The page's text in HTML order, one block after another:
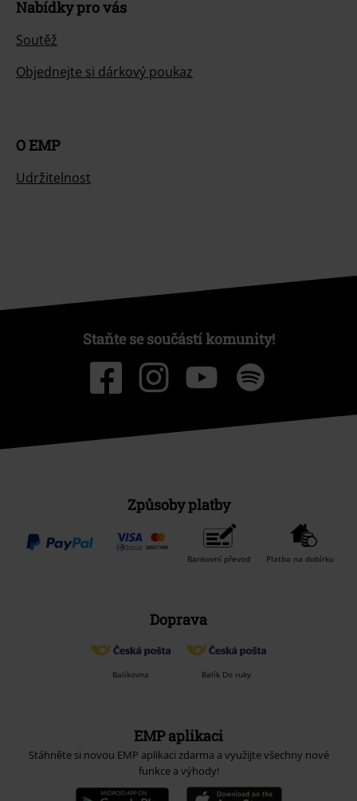
Nabídky pro vás
Soutěž
Objednejte si dárkový poukaz
O EMP
Udržitelnost
Staňte se součástí komunity!
Způsoby platby
Bankovní převod Platba na dobírku
Doprava
Balíkovna Balík Do ruky
EMP aplikaci
Stáhněte si novou EMP aplikaci zdarma a využijte všechny nové
funkce a výhody!